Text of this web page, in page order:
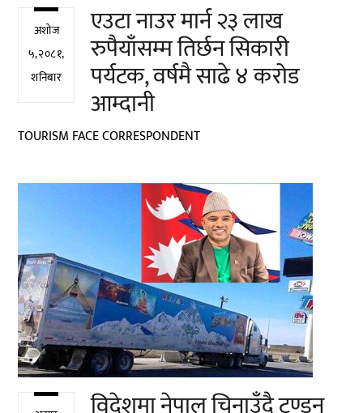
अशोज
५,२०८१,
शनिबार
एउटा नाउर मार्न २३ लाख
रुपैयाँसम्म तिर्छन सिकारी
पर्यटक, वर्षमै साढे ४ करोड
आम्दानी
TOURISM FACE CORRESPONDENT